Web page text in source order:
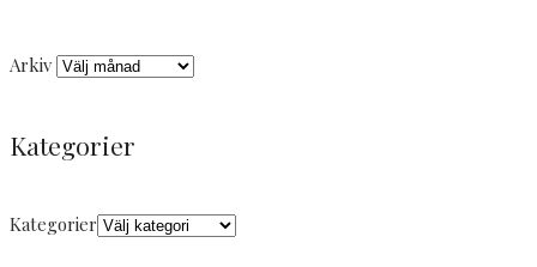
Arkiv
Kategorier
Kategorier